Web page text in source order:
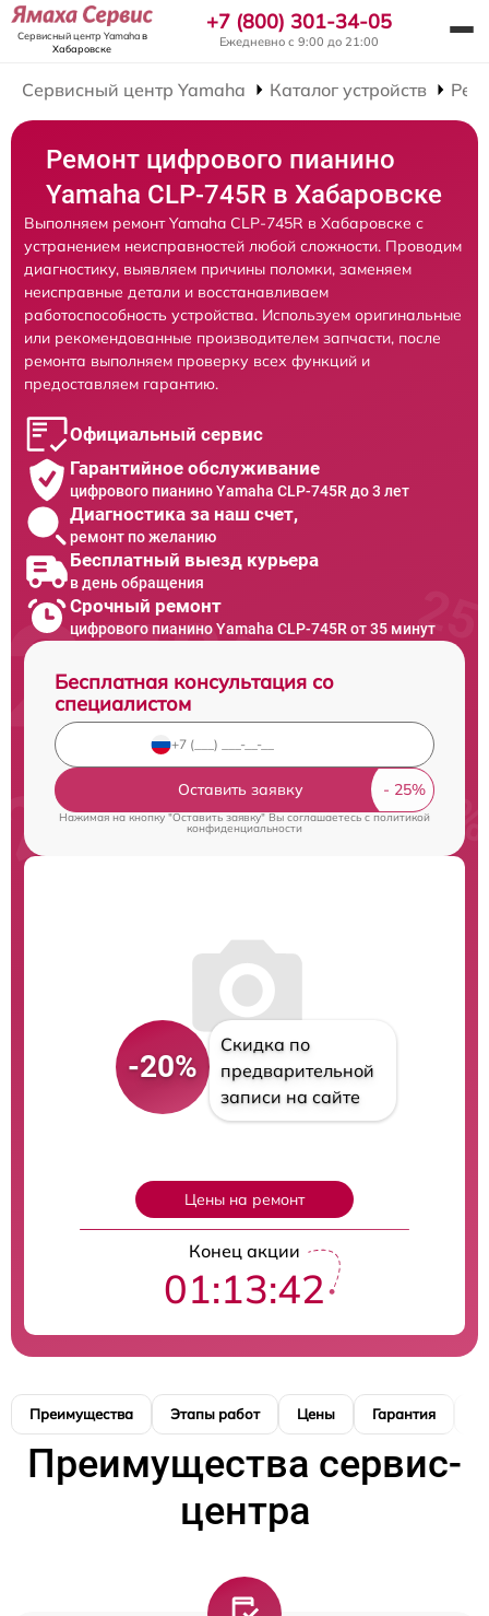
Сервисный центр Yamahaв
Хабаровске
+7 (800) 301-34-05
Ежедневно с 9:00 до 21:00
Сервисный центр Yamaha Каталог устройств
Ремонт цифрового пианино
Yamaha CLP-745R в Хабаровске
Выполняем ремонт Yamaha CLP-745R в Хабаровске с
устранением неисправностей любой сложности. Проводим
диагностику, выявляем причины поломки, заменяем
неисправные детали и восстанавливаем
работоспособность устройства. Используем оригинальные
или рекомендованные производителем запчасти, после
ремонта выполняем проверку всех функций и
предоставляем гарантию.
Официальный сервис
Гарантийное обслуживание
цифрового пианино Yamaha CLP-745R до 3 лет
Диагностика за наш счет,
ремонт по желанию
Бесплатный выезд курьера
в день обращения
Срочный ремонт
цифрового пианино Yamaha CLP-745R от 35 минут
Бесплатная консультация со
специалистом
Оставить заявку
Нажимая на кнопку "Оставить заявку" Вы соглашаетесь cполитикой
конфиденциальности
-20%
Скидка по
предварительной
записи на сайте
Цены на ремонт
Конец акции
01:13:39
Преимущества Этапы работ Цены Гарантия
Преимущества сервис-
центра